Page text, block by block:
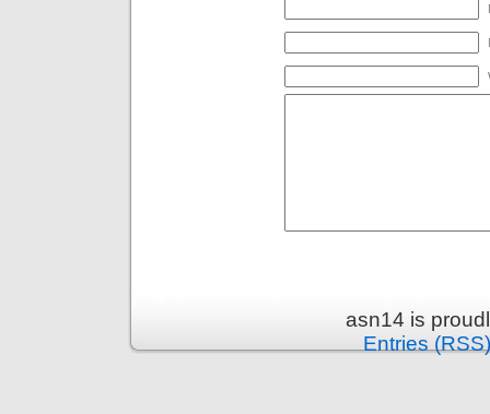
asn14 is
Entries (RSS)